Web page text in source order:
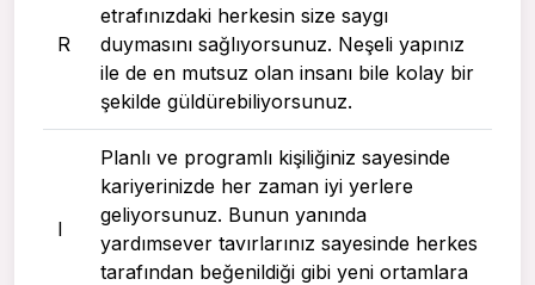
R
etrafınızdaki herkesin size saygı
duymasını sağlıyorsunuz. Neşeli yapınız
ile de en mutsuz olan insanı bile kolay bir
şekilde güldürebiliyorsunuz.
I
Planlı ve programlı kişiliğiniz sayesinde
kariyerinizde her zaman iyi yerlere
geliyorsunuz. Bunun yanında
yardımsever tavırlarınız sayesinde herkes
tarafından beğenildiği gibi yeni ortamlara